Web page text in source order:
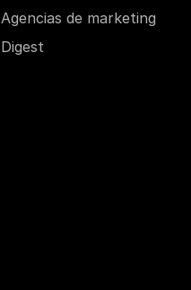
Agencias de marketing
Digest